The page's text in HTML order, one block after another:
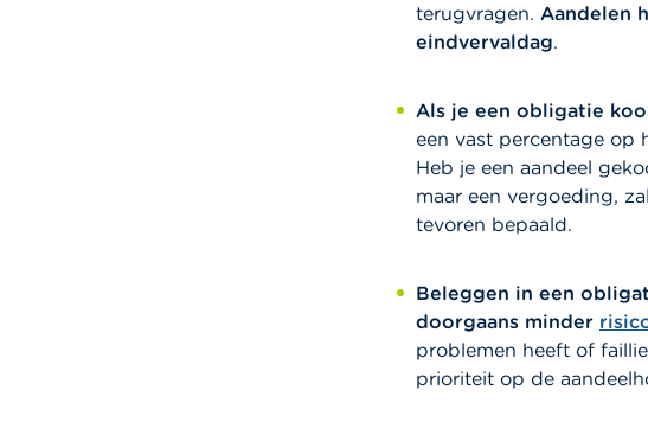
terugvragen. Aandelen
eindvervaldag.
Als je een obligatie
een vast percentage op
Heb je een aandeel
maar een vergoeding,
tevoren bepaald.
Beleggen in een
doorgaans minder
problemen heeft of
prioriteit op de